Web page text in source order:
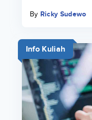
By Ricky Sudewo
Info Kuliah